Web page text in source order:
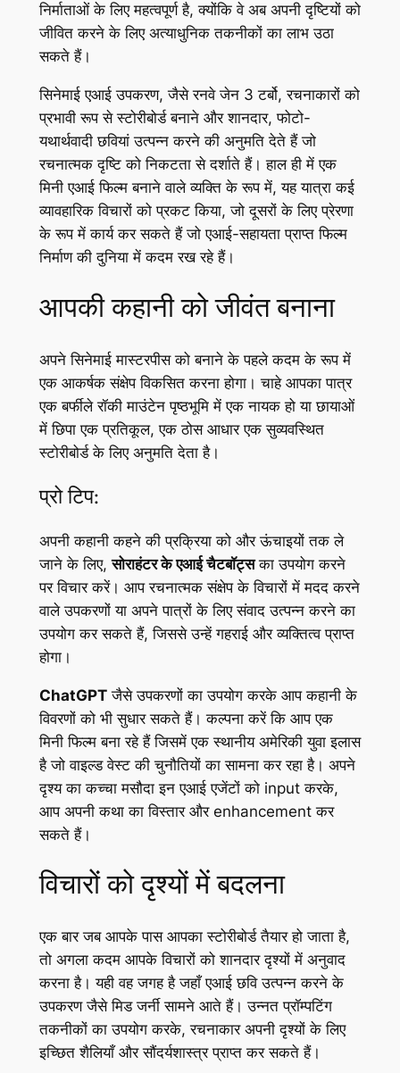
निर्माताओं के लिए महत्वपूर्ण है, क्योंकि वे अब अपनी दृष्टियों को
जीवित करने के लिए अत्याधुनिक तकनीकों का लाभ उठा
सकते हैं।
सिनेमाई एआई उपकरण, जैसे रनवे जेन 3 टर्बो, रचनाकारों को
प्रभावी रूप से स्टोरीबोर्ड बनाने और शानदार, फोटो-
यथार्थवादी छवियां उत्पन्न करने की अनुमति देते हैं जो
रचनात्मक दृष्टि को निकटता से दर्शाते हैं। हाल ही में एक
मिनी एआई फिल्म बनाने वाले व्यक्ति के रूप में, यह यात्रा कई
व्यावहारिक विचारों को प्रकट किया, जो दूसरों के लिए प्रेरणा
के रूप में कार्य कर सकते हैं जो एआई-सहायता प्राप्त फिल्म
निर्माण की दुनिया में कदम रख रहे हैं।
आपकी कहानी को जीवंत बनाना
अपने सिनेमाई मास्टरपीस को बनाने के पहले कदम के रूप में
एक आकर्षक संक्षेप विकसित करना होगा। चाहे आपका पात्र
एक बर्फीले रॉकी माउंटेन पृष्ठभूमि में एक नायक हो या छायाओं
में छिपा एक प्रतिकूल, एक ठोस आधार एक सुव्यवस्थित
स्टोरीबोर्ड के लिए अनुमति देता है।
प्रो टिप:
अपनी कहानी कहने की प्रक्रिया को और ऊंचाइयों तक ले
जाने के लिए,सोराहंटर के एआई चैटबॉट्सका उपयोग करने
पर विचार करें। आप रचनात्मक संक्षेप के विचारों में मदद करने
वाले उपकरणों या अपने पात्रों के लिए संवाद उत्पन्न करने का
उपयोग कर सकते हैं, जिससे उन्हें गहराई और व्यक्तित्व प्राप्त
होगा।
ChatGPTजैसे उपकरणों का उपयोग करके आप कहानी के
विवरणों को भी सुधार सकते हैं। कल्पना करें कि आप एक
मिनी फिल्म बना रहे हैं जिसमें एक स्थानीय अमेरिकी युवा इलास
है जो वाइल्ड वेस्ट की चुनौतियों का सामना कर रहा है। अपने
दृश्य का कच्चा मसौदा इन एआई एजेंटों को input करके,
आप अपनी कथा का विस्तार और enhancement कर
सकते हैं।
विचारों को दृश्यों में बदलना
एक बार जब आपके पास आपका स्टोरीबोर्ड तैयार हो जाता है,
तो अगला कदम आपके विचारों को शानदार दृश्यों में अनुवाद
करना है। यही वह जगह है जहाँ एआई छवि उत्पन्न करने के
उपकरण जैसे मिड जर्नी सामने आते हैं। उन्नत प्रॉम्पटिंग
तकनीकों का उपयोग करके, रचनाकार अपनी दृश्यों के लिए
इच्छित शैलियाँ और सौंदर्यशास्त्र प्राप्त कर सकते हैं।